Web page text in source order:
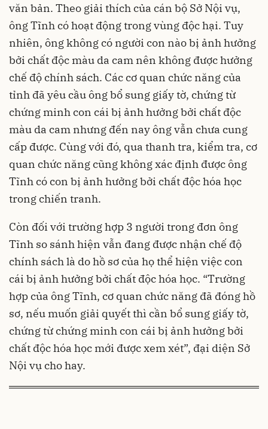
văn bản. Theo giải thích của cán bộ Sở Nội vụ,
ông Tĩnh có hoạt động trong vùng độc hại. Tuy
nhiên, ông không có người con nào bị ảnh hưởng
bởi chất độc màu da cam nên không được hưởng
chế độ chính sách. Các cơ quan chức năng của
tỉnh đã yêu cầu ông bổ sung giấy tờ, chứng từ
chứng minh con cái bị ảnh hưởng bởi chất độc
màu da cam nhưng đến nay ông vẫn chưa cung
cấp được. Cùng với đó, qua thanh tra, kiểm tra, cơ
quan chức năng cũng không xác định được ông
Tĩnh có con bị ảnh hưởng bởi chất độc hóa học
trong chiến tranh.
Còn đối với trường hợp 3 người trong đơn ông
Tĩnh so sánh hiện vẫn đang được nhận chế độ
chính sách là do hồ sơ của họ thể hiện việc con
cái bị ảnh hưởng bởi chất độc hóa học. “Trường
hợp của ông Tĩnh, cơ quan chức năng đã đóng hồ
sơ, nếu muốn giải quyết thì cần bổ sung giấy tờ,
chứng từ chứng minh con cái bị ảnh hưởng bởi
chất độc hóa học mới được xem xét”, đại diện Sở
Nội vụ cho hay.